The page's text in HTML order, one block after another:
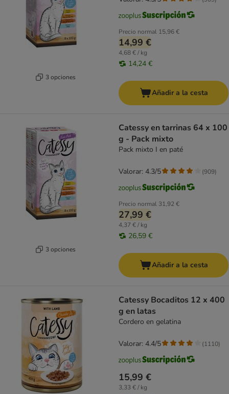
3 opciones
Precio normal 15,96 €
14,99 €
4,68 € / kg
14,24 €
Añadir a la cesta
3 opciones
Catessy en tarrinas 64 x 100
g - Pack mixto
Pack mixto I en paté
Precio normal 31,92 €
27,99 €
4,37 € / kg
26,59 €
Valorar: 4.3/5 (909)
Añadir a la cesta
Catessy Bocaditos 12 x 400
g en latas
Cordero en gelatina
15,99 €
3,33 € / kg
Valorar: 4.4/5 (1110)